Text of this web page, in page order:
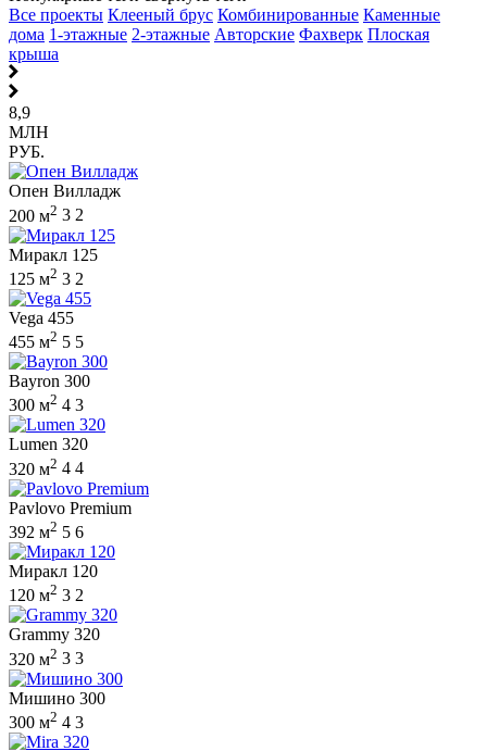
Все проекты Клееный брус Комбинированные Каменные
дома 1-этажные 2-этажные Авторские Фахверк Плоская
крыша
8,9
МЛН
РУБ.
Опен Вилладж
200 м2 3 2
Миракл 125
125 м2 3 2
Vega 455
455 м2 5 5
Bayron 300
300 м2 4 3
Lumen 320
320 м2 4 4
Pavlovo Premium
392 м2 5 6
Миракл 120
120 м2 3 2
Grammy 320
320 м2 3 3
Мишино 300
300 м2 4 3